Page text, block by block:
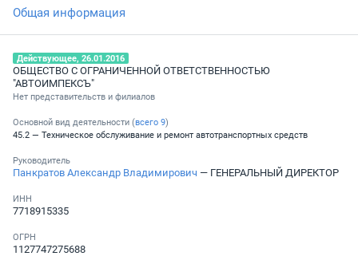
Общая информация
Действующее, 26.01.2016
ОБЩЕСТВО С ОГРАНИЧЕННОЙ ОТВЕТСТВЕННОСТЬЮ
"АВТОИМПЕКСЪ"
Нет представительств и филиалов
Основной вид деятельности (всего 9)
45.2 — Техническое обслуживание и ремонт автотранспортных средств
Руководитель
Панкратов Александр Владимирович — ГЕНЕРАЛЬНЫЙ ДИРЕКТОР
ИНН
7718915335
ОГРН
1127747275688